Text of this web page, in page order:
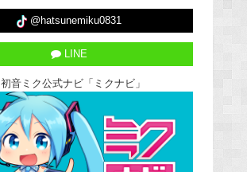
@hatsunemiku0831
LINE
音ミク公式ナビ「ミクナビ」